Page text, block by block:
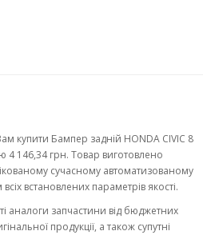
купити Бампер задній HONDA CIVIC 8
4 146,34 грн. Товар виготовлено
сучасному автоматизованому
встановлених параметрів якості.
аналоги запчастини від бюджетних
продукції, а також супутні